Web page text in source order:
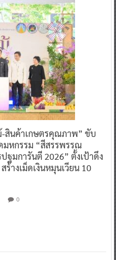
สินค้าเกษตรคุณภาพ” ขับ
มหกรรม “สีสรรพรรณ
ฐมการันตี 2026” ตั้งเป้าดึง
างเม็ดเงินหมุนเวียน 10
0